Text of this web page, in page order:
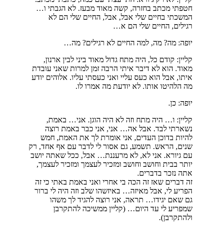
חטפתי מכתב בחזרה, קשה מאוד מבעז. לא הגבתי ו…
המשכתי בחיים שלי אבל, אבל, החיים שלי הם לא
רגילים, החיים שלי הם א…
יופה: מה? מה, למה החיים לא רגילים? מה…
קליין: קודם כל, היה מתח גדול מאוד ביני לבין ארנון,
מאוד. הוא לא דיבר איתי הרבה זמן למרות שאני עובדת
איתו, אבל הוא כעס עליי ואני כעסתי עליו. אלוהים יודע
מה הלהיטו אותו. לא יודעת מה אמרו לו.
יופה: כן.
קליין: ו… היה מתח וזה לא היה הוגן. אני… באמת,
נשארתי לבד. אבל אה… אני, אני כבר באמת רוצה
להיות בדוכן העדים, אני אומרת לך את האמת, חמש
שנים, הראש. תשמע, גם אסור לי לדבר עם אף אחד, רק
עם גיורא. אני לא, לא מרעננת… אבל, ככל שאתה יושב
יותר בבית וחושב וחושב ומזכיר לעצמך ומזכיר לעצמך,
אתה נזכר בדברים.
זה דברים שאז זה הכה בי אחרי ואני באמת באתי כי זה
הפריע לי, אבל מאיזה… באיזשהו שלב וזה היה לי ברור
גם שאם יגידו… תראה, אני רוצה להגיד לך משהו
שמפריע לי עד היום… (קליין ממשיכה להתקרבן
ולהתקרבן).